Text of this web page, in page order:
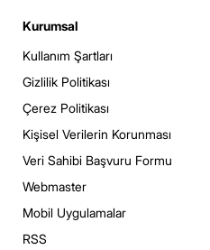
Kurumsal
Kullanım Şartları
Gizlilik Politikası
Çerez Politikası
Kişisel Verilerin Korunması
Veri Sahibi Başvuru Formu
Webmaster
Mobil Uygulamalar
RSS